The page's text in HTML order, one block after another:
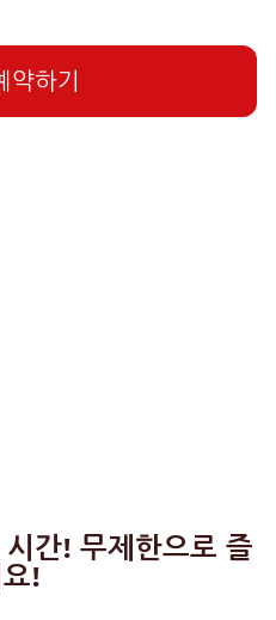
약하기
간! 무제한으로 즐
!